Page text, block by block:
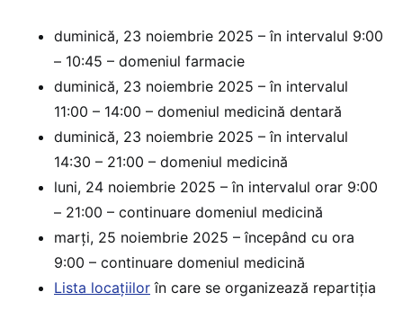
duminică, 23 noiembrie 2025 – în intervalul 9:00
– 10:45 – domeniul farmacie
duminică, 23 noiembrie 2025 – în intervalul
11:00 – 14:00 – domeniul medicină dentară
duminică, 23 noiembrie 2025 – în intervalul
14:30 – 21:00 – domeniul medicină
luni, 24 noiembrie 2025 – în intervalul orar 9:00
– 21:00 – continuare domeniul medicină
marți, 25 noiembrie 2025 – începând cu ora
9:00 – continuare domeniul medicină
Lista locațiilor în care se organizează repartiția